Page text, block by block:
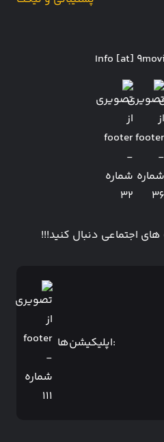
Info [at]
اجتماعی دنبال کنید!!!
:اپلیکیشن‌ها